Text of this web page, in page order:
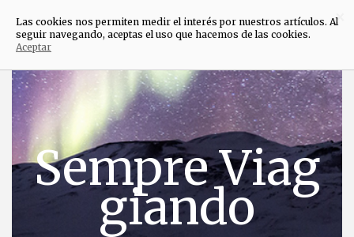
Saltar
contenido
Sempre Viag
giando
×
Las cookies nos permiten medir el interés por nuestros artículos. Al
seguir navegando, aceptas el uso que hacemos de las cookies.
Aceptar